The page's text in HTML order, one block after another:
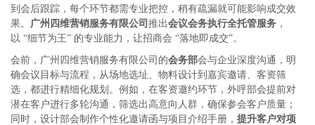
到会后跟踪，每个环节都需专业把控，稍有疏漏就可能影响成交效
果。 广州四维营销服务有限公司 推出会议会务执行全托管服务 ，
以 “细节为王” 的专业能力，让招商会 “落地即成交”。
会前，广州四维营销服务有限公司的会务部会与企业深度沟通，明
确会议目标与流程，从场地选址、物料设计到嘉宾邀请、客资筛
选，都进行精细化规划。例如，在客资邀约环节，外呼部会提前对
潜在客户进行多轮沟通，筛选出高意向人群，确保参会客户质量；
同时，设计部会制作个性化邀请函与项目介绍手册， 提升客户对项